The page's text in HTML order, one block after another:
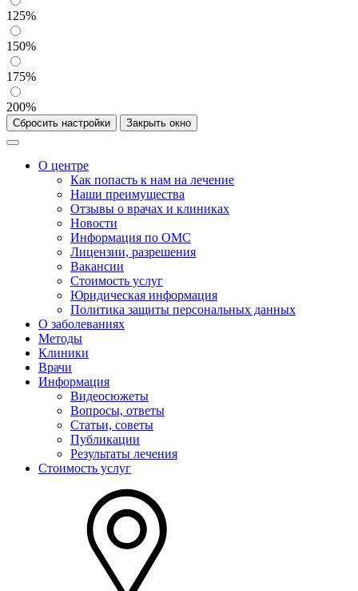
125%
150%
175%
200%
Сбросить настройки Закрыть окно
О центре
Как попасть к нам на лечение
Наши преимущества
Отзывы о врачах и клиниках
Новости
Информация по ОМС
Лицензии, разрешения
Вакансии
Стоимость услуг
Юридическая информация
Политика защиты персональных данных
О заболеваниях
Методы
Клиники
Врачи
Информация
Видеосюжеты
Вопросы, ответы
Статьи, советы
Публикации
Результаты лечения
Стоимость услуг